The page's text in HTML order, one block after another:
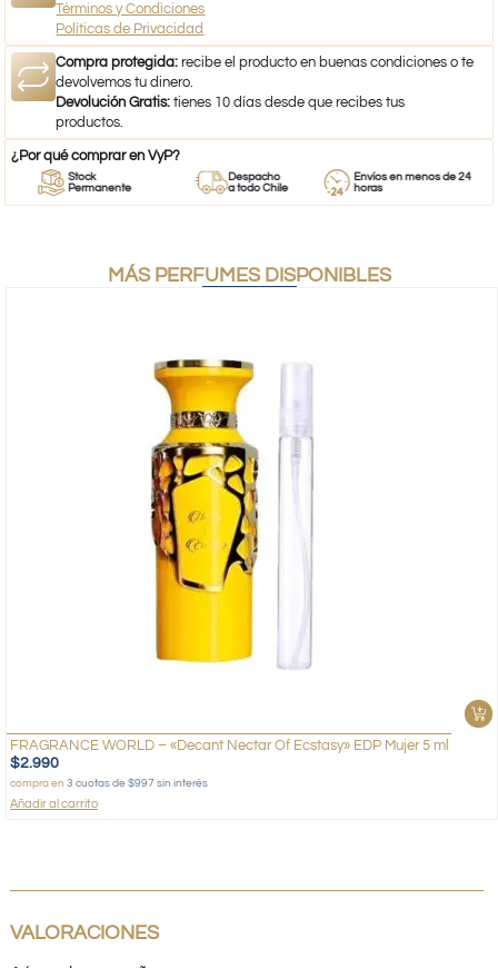
Términos y Condiciones
Políticas de Privacidad
Compra protegida: recibe el producto en buenas condiciones o te
devolvemos tu dinero.
Devolución Gratis: tienes 10 días desde que recibes tus
productos.
¿Por qué comprar en VyP?
Stock
Permanente
Despacho
a todo Chile
Envíos en menos de 24
horas
MÁS PERFUMES DISPONIBLES
FRAGRANCE WORLD – «Decant Nectar Of Ecstasy» EDP Mujer 5 ml
$2.990
compra en 3 cuotas de $997 sin interés
Añadir al carrito
VALORACIONES